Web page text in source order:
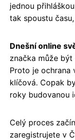
jednou
tak spoustu
Dnešní online
značka může
Proto je ochrana
klíčová. Copak
roky budovanou
Celý proces
zaregistrujete v